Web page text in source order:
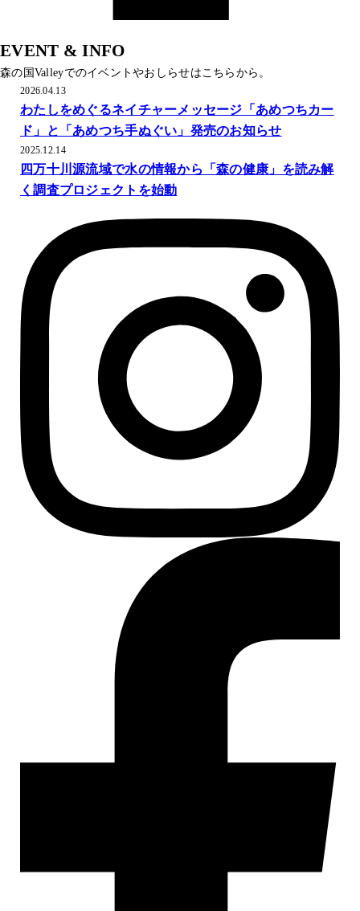
EVENT & INFO
森の国Valleyでのイベントやおしらせはこちらから。
2026.04.13
わたしをめぐるネイチャーメッセージ「あめつちカー
ド」と「あめつち手ぬぐい」発売のお知らせ
2025.12.14
四万十川源流域で水の情報から「森の健康」を読み解
く調査プロジェクトを始動